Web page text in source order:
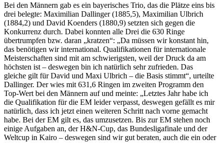
Bei den Männern gab es ein bayerisches Trio, das die Plätze eins bis
drei belegte: Maximilian Dallinger (1885,5), Maximilian Ulbrich
(1884,2) und David Koenders (1880,9) setzten sich gegen die
Konkurrenz durch. Dabei konnten alle Drei die 630 Ringe
übertrumpfen bzw. daran „kratzen“: „Da müssen wir konstant hin,
das benötigen wir international. Qualifikationen für internationale
Meisterschaften sind mit am schwierigsten, weil der Druck da am
höchsten ist – deswegen bin ich natürlich sehr zufrieden. Das
gleiche gilt für David und Maxi Ulbrich – die Basis stimmt“, urteilte
Dallinger. Der wies mit 631,6 Ringen im zweiten Programm den
Top-Wert bei den Männern auf und meinte: „Letztes Jahr habe ich
die Qualifikation für die EM leider verpasst, deswegen gefällt es mir
natürlich, dass ich jetzt einen weiteren Schritt nach vorne gemacht
habe. Bei der EM gilt es, das umzusetzen. Bis zur EM stehen noch
einige Aufgaben an, der H&N-Cup, das Bundesligafinale und der
Weltcup in Kairo – deswegen sind wir gut beraten, auch die ein oder